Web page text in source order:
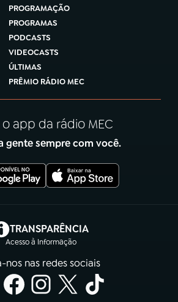
PROGRAMAÇÃO
PROGRAMAS
PODCASTS
VIDEOCASTS
ÚLTIMAS
PRÊMIO RÁDIO MEC
o app da rádio MEC
gente sempre com você.
TRANSPARÊNCIA
Acesso à Informação
(abre em nova aba)
nos nas redes sociais